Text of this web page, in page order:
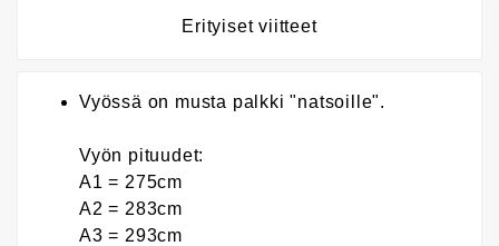
Erityiset viitteet
Vyössä on musta palkki "natsoille".
Vyön pituudet:
A1 = 275cm
A2 = 283cm
A3 = 293cm